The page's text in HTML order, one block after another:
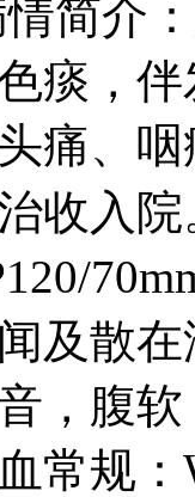
简介
痰，
痛、
收入
及散
，腹
常规